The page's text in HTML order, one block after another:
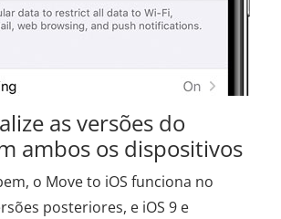
as versões do
ambos os dispositivos
o Move to iOS funciona no
posteriores, e iOS 9 e